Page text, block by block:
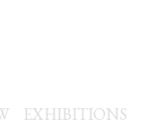
EXHIBITIONS